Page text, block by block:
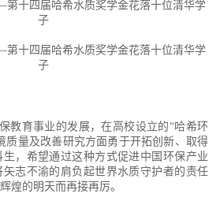
教育事业的发展，在高校设立的“哈希环
质量及改善研究方面勇于开拓创新、取得
生，希望通过这种方式促进中国环保产业
志不渝的肩负起世界水质守护者的责任
煌的明天而再接再厉。